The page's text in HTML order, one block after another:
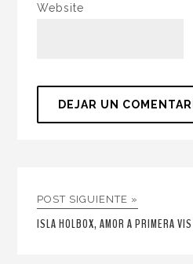
Website
POST SIGUIENTE »
ISLA HOLBOX, AMOR A PRIMERA